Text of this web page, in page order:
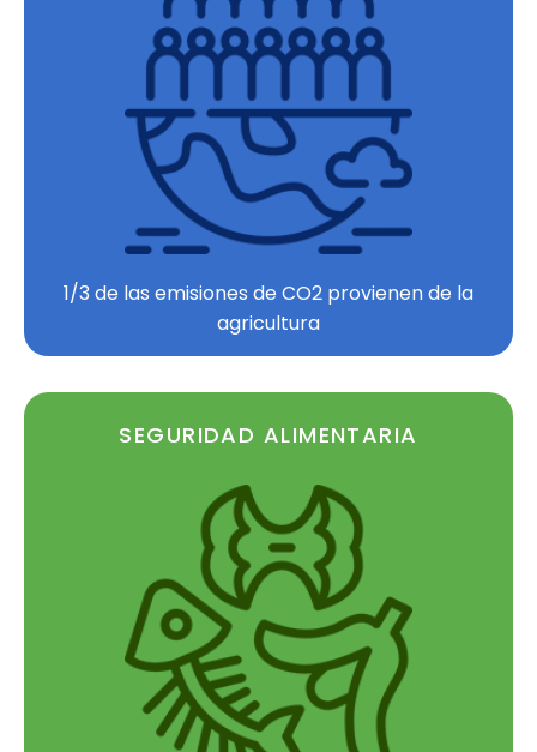
1/3 de las emisiones de CO2 provienen de la
agricultura
SEGURIDAD ALIMENTARIA